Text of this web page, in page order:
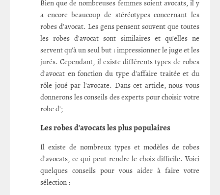
Bien que de nombreuses femmes soient avocats, il y
a encore beaucoup de stéréotypes concernant les
robes d'avocat. Les gens pensent souvent que toutes
les robes d'avocat sont similaires et qu'elles ne
servent qu'à un seul but : impressionner le juge et les
jurés. Cependant, il existe différents types de robes
d'avocat en fonction du type d'affaire traitée et du
rôle joué par l'avocate. Dans cet article, nous vous
donnerons les conseils des experts pour choisir votre
robe d';
Les robes d'avocats les plus populaires
Il existe de nombreux types et modèles de robes
d'avocats, ce qui peut rendre le choix difficile. Voici
quelques conseils pour vous aider à faire votre
sélection :